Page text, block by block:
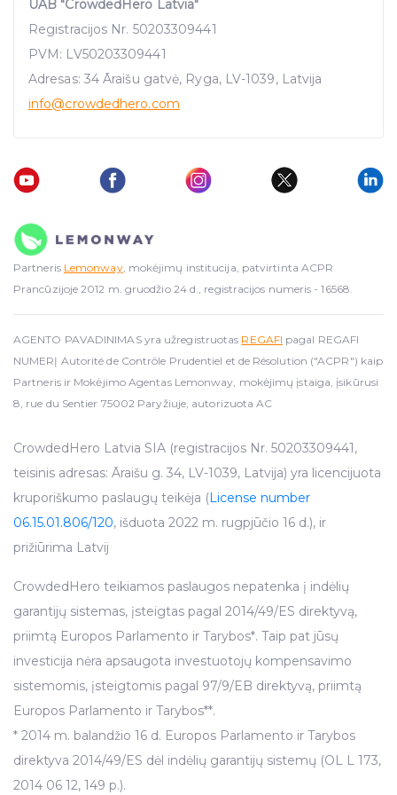
traffic data, display customized page content and
advertising. See more in ourCookies policy
UAB "CrowdedHero Latvia"
Registracijos Nr. 50203309441
PVM: LV50203309441
Adresas: 34 Āraišu gatvė, Ryga, LV-1039, Latvija
info@crowdedhero.com
Partneris Lemonway, mokėjimų institucija, patvirtinta ACPR
Prancūzijoje 2012 m. gruodžio 24 d., registracijos numeris - 16568.
AGENTO PAVADINIMAS yra užregistruotas REGAFI pagal REGAFI
NUMERĮ Autorité de Contrôle Prudentiel et de Résolution ("ACPR") kaip
Partneris ir Mokėjimo Agentas Lemonway, mokėjimų įstaiga, įsikūrusi
8, rue du Sentier 75002 Paryžiuje, autorizuota AC
CrowdedHero Latvia SIA (registracijos Nr. 50203309441,
teisinis adresas: Āraišu g. 34, LV-1039, Latvija) yra licencijuota
kruporiškumo paslaugų teikėja (License number
06.15.01.806/120, išduota 2022 m. rugpjūčio 16 d.), ir
prižiūrima Latvij
CrowdedHero teikiamos paslaugos nepatenka į indėlių
garantijų sistemas, įsteigtas pagal 2014/49/ES direktyvą,
priimtą Europos Parlamento ir Tarybos*. Taip pat jūsų
investicija nėra apsaugota investuotojų kompensavimo
sistemomis, įsteigtomis pagal 97/9/EB direktyvą, priimtą
Europos Parlamento ir Tarybos**.
* 2014 m. balandžio 16 d. Europos Parlamento ir Tarybos
direktyva 2014/49/ES dėl indėlių garantijų sistemų (OL L 173,
2014 06 12, 149 p.).